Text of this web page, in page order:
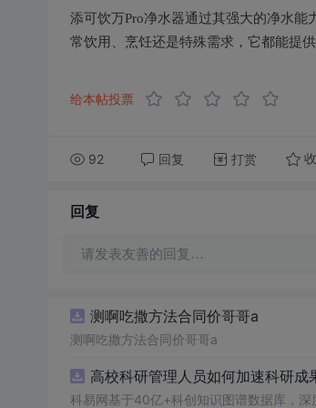
添可饮万Pro净水器通过其强大的净水
常饮用、烹饪还是特殊需求，它都能提
给本帖投票
92 回复 打赏
回复
请发表友善的回复…
测啊吃撒方法合同价哥哥a
测啊吃撒方法合同价哥哥a
高校科研管理人员如何加速科研
科易网基于40亿+科创知识图谱数据库，